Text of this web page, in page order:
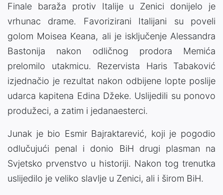
Finale baraža protiv Italije u Zenici donijelo je
vrhunac drame. Favorizirani Italijani su poveli
golom Moisea Keana, ali je isključenje Alessandra
Bastonija nakon odličnog prodora Memića
prelomilo utakmicu. Rezervista Haris Tabaković
izjednačio je rezultat nakon odbijene lopte poslije
udarca kapitena Edina Džeke. Uslijedili su ponovo
produžeci, a zatim i jedanaesterci.
Junak je bio Esmir Bajraktarević, koji je pogodio
odlučujući penal i donio BiH drugi plasman na
Svjetsko prvenstvo u historiji. Nakon tog trenutka
uslijedilo je veliko slavlje u Zenici, ali i širom BiH.